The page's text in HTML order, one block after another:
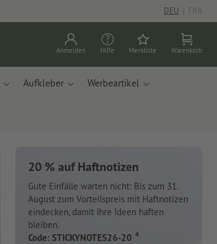
DEU | FRA
Anmelden Hilfe Merkliste Warenkorb
Aufkleber Werbeartikel
20 % auf Haftnotizen
Gute Einfälle warten nicht: Bis zum 31.
August zum Vorteilspreis mit Haftnotizen
eindecken, damit Ihre Ideen haften
bleiben.
Code: STICKYNOTES26-20 4